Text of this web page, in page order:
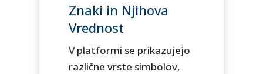
Znaki in Njihova
Vrednost
V platformi se prikazujejo
različne vrste simbolov,